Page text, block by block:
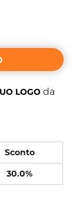
LOGO da
Sconto
30.0%